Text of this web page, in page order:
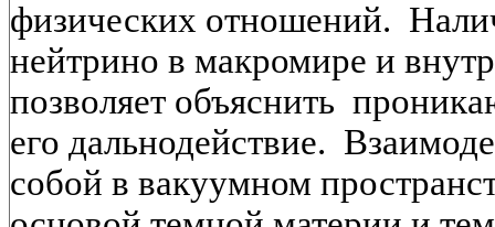
физических отношений.
нейтрино в макромире и
позволяет объяснить
его дальнодействие.
собой в вакуумном